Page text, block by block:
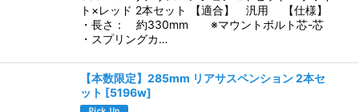
ト×レッド 2本セット 【適合】 汎用 【仕様】
・長さ： 約330mm ※マウントボルト芯-芯
・スプリングカ…
【本数限定】285mm リアサスペンション 2本セ
ット [5196w]